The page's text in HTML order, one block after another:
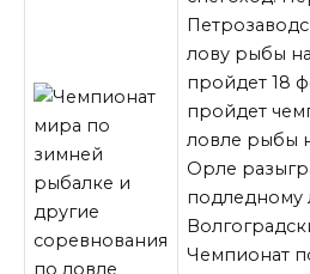
лову рыбы
пройдет 18
пройдет
ловле рыбы
Орле
подледному
Чемпионат